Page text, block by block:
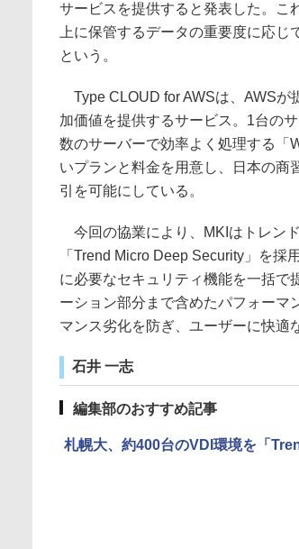
サービスを提供すると発表した。こ
上に保管するデータの重要度に応
という。
Type CLOUD for AWSは、AWSが
加価値を提供するサービス。1台の
数のサーバーで効率よく処理する「
いプランと料金を用意し、日本の商
引を可能にしている。
今回の協業により、MKIはトレン
「Trend Micro Deep Security」を
に必要なセキュリティ機能を一括で
ーション部分まで含めたパフォーマ
マンス劣化を防ぎ、ユーザーに快適
石井 一志
編集部のおすすめ記事
札幌大、約400台のVDI環境を「